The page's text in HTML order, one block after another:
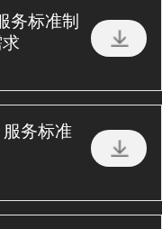
务标准制
务标准